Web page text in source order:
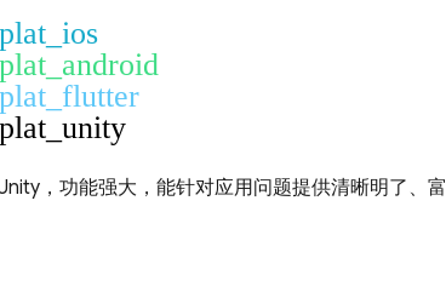
plat_ios
plat_android
plat_flutter
plat_unity
，功能强大，能针对应用问题提供清晰明了、富